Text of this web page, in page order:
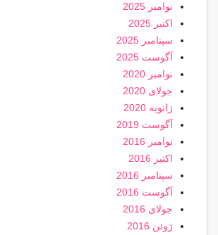
نوامبر 2025
اکتبر 2025
سپتامبر 2025
آگوست 2025
نوامبر 2020
جولای 2020
ژانویه 2020
آگوست 2019
نوامبر 2016
اکتبر 2016
سپتامبر 2016
آگوست 2016
جولای 2016
ژوئن 2016